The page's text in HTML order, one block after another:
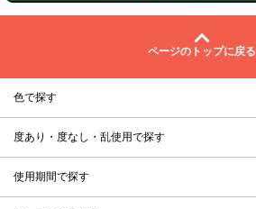
ページのトップに戻る
色で探す
度あり・度なし・乱使用で探す
使用期間で探す